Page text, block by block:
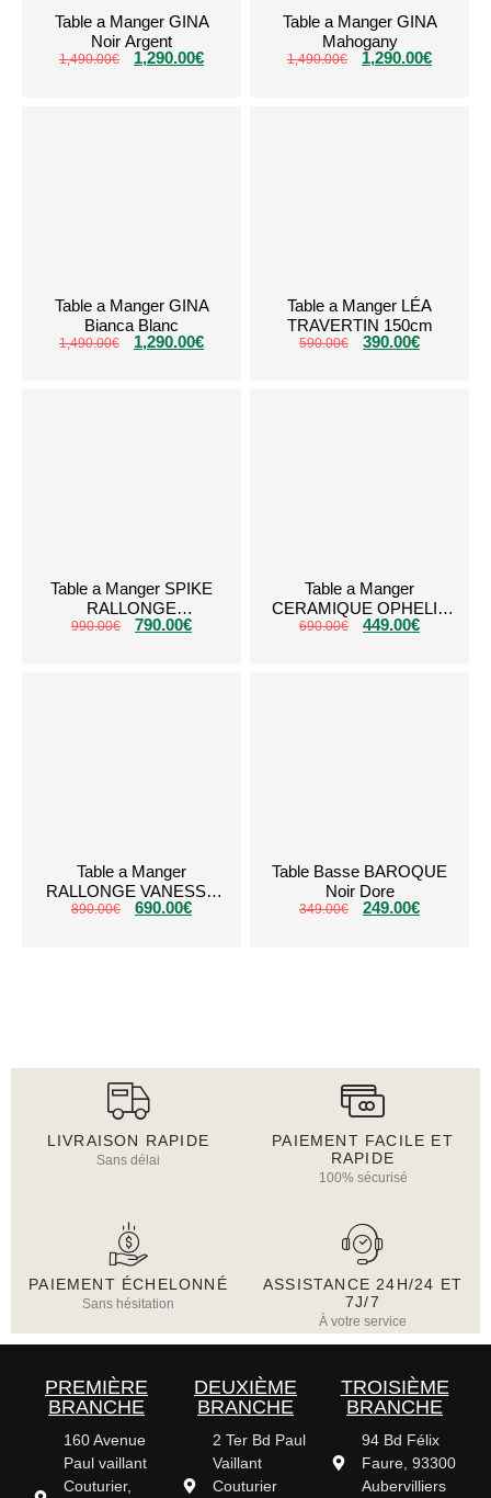
Table a Manger GINA
Noir Argent
1,490.00€ 1,290.00€
Table a Manger GINA
Mahogany
1,490.00€ 1,290.00€
Table a Manger GINA
Bianca Blanc
1,490.00€ 1,290.00€
Table a Manger LÉA
TRAVERTIN 150cm
590.00€ 390.00€
Table a Manger SPIKE
RALLONGE
CERAMIQUE MARBRE
990.00€ 790.00€
Table a Manger
CERAMIQUE OPHELIA
Blanc Dore
690.00€ 449.00€
Table a Manger
RALLONGE VANESSA
TRAVERTIN PLATEAU
890.00€ 690.00€
Table Basse BAROQUE
Noir Dore
349.00€ 249.00€
LIVRAISON RAPIDE
Sans délai
PAIEMENT FACILE ET
RAPIDE
100% sécurisé
PAIEMENT ÉCHELONNÉ
Sans hésitation
ASSISTANCE 24H/24 ET
7J/7
À votre service
PREMIÈRE
BRANCHE
160 Avenue
Paul vaillant
Couturier,
DEUXIÈME
BRANCHE
2 Ter Bd Paul
Vaillant
Couturier
TROISIÈME
BRANCHE
94 Bd Félix
Faure, 93300
Aubervilliers